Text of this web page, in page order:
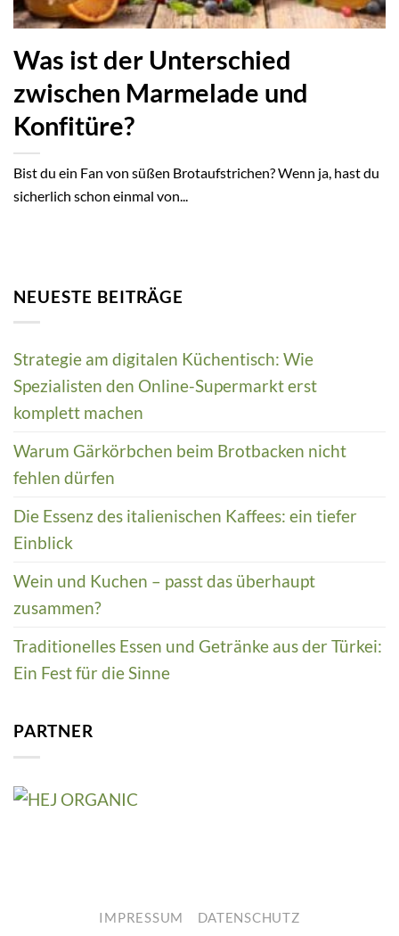
Was ist der Unterschied
zwischen Marmelade und
Konfitüre?
Bist du ein Fan von süßen Brotaufstrichen? Wenn ja, hast du
sicherlich schon einmal von...
NEUESTE BEITRÄGE
Strategie am digitalen Küchentisch: Wie
Spezialisten den Online-Supermarkt erst
komplett machen
Warum Gärkörbchen beim Brotbacken nicht
fehlen dürfen
Die Essenz des italienischen Kaffees: ein tiefer
Einblick
Wein und Kuchen – passt das überhaupt
zusammen?
Traditionelles Essen und Getränke aus der Türkei:
Ein Fest für die Sinne
PARTNER
IMPRESSUM DATENSCHUTZ